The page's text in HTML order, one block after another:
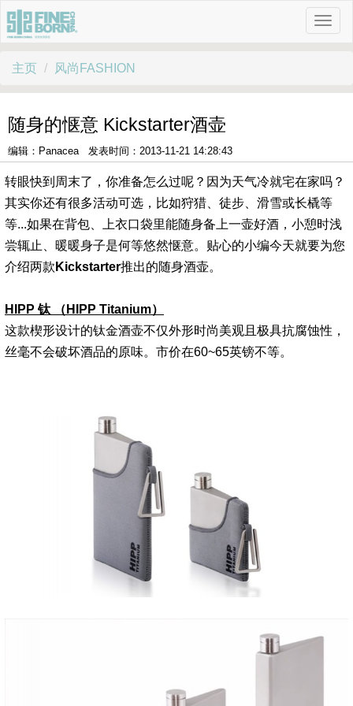
主页 风尚FASHION
随身的惬意 Kickstarter酒壶
编辑：Panacea 发表时间：2013-11-21 14:28:43
转眼快到周末了，你准备怎么过呢？因为天气冷就宅在家吗？
其实你还有很多活动可选，比如狩猎、徒步、滑雪或长橇等
等...如果在背包、上衣口袋里能随身备上一壶好酒，小憩时浅
尝辄止、暖暖身子是何等悠然惬意。贴心的小编今天就要为您
介绍两款 Kickstarter推出的随身酒壶。
HIPP 钛 （HIPP Titanium）
这款楔形设计的钛金酒壶不仅外形时尚美观且极具抗腐蚀性，
丝毫不会破坏酒品的原味。市价在60~65英镑不等。